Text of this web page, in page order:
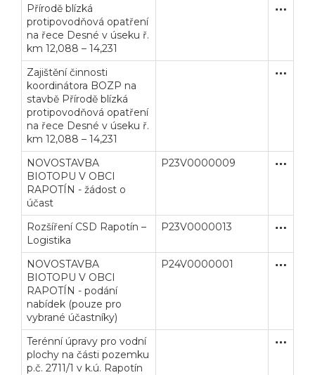
Přírodě blízká
protipovodňová opatření
na řece Desné v úseku ř.
km 12,088 – 14,231
Zajištění činnosti
koordinátora BOZP na
stavbě Přírodě blízká
protipovodňová opatření
na řece Desné v úseku ř.
km 12,088 – 14,231
Služby
NOVOSTAVBA
BIOTOPU V OBCI
RAPOTÍN - žádost o
účast
P23V0000009 Užší
Rozšíření CSD Rapotín –
Logistika
P23V0000013
NOVOSTAVBA
BIOTOPU V OBCI
RAPOTÍN - podání
nabídek (pouze pro
vybrané účastníky)
P24V0000001 Užší
Terénní úpravy pro vodní
plochy na části pozemku
p.č. 2711/1 v k.ú. Rapotín